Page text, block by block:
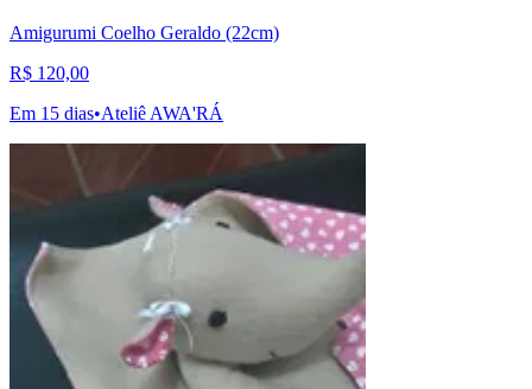
Amigurumi Coelho Geraldo (22cm)
R$ 120,00
Em 15 dias•Ateliê AWA'RÁ